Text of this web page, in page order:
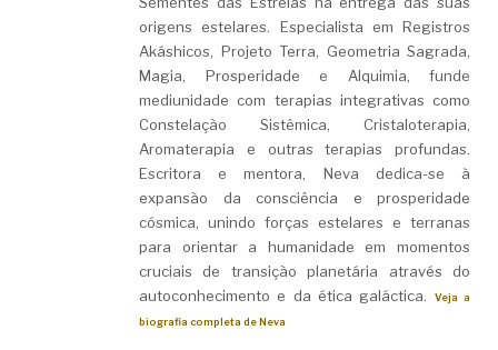
origens estelares. Especialista em Registros
Akáshicos, Projeto Terra, Geometria Sagrada,
Magia, Prosperidade e Alquimia, funde
mediunidade com terapias integrativas como
Constelação Sistêmica, Cristaloterapia,
Aromaterapia e outras terapias profundas.
Escritora e mentora, Neva dedica-se à
expansão da consciência e prosperidade
cósmica, unindo forças estelares e terranas
para orientar a humanidade em momentos
cruciais de transição planetária através do
autoconhecimento e da ética galáctica.
Veja a
biografia completa de Neva